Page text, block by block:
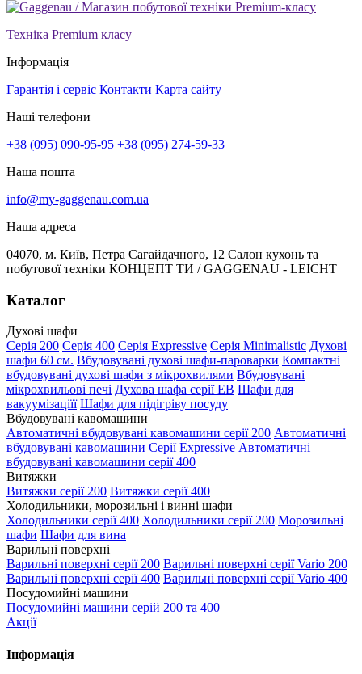
Техніка Premium класу
Інформація
Гарантія і сервіс Контакти Карта сайту
Наші телефони
+38 (095) 090-95-95 +38 (095) 274-59-33
Наша пошта
info@my-gaggenau.com.ua
Наша адреса
04070, м. Київ, Петра Сагайдачного, 12 Салон кухонь та
побутової техніки КОНЦЕПТ ТИ / GAGGENAU - LEICHT
Каталог
Духові шафи
Серія 200 Серія 400 Серія Expressive Серія Minimalistic Духові
шафи 60 см. Вбудовувані духові шафи-пароварки Компактні
вбудовувані духові шафи з мікрохвилями Вбудовувані
мікрохвильові печі Духова шафа серії EB Шафи для
вакуумізаціїї Шафи для підігріву посуду
Вбудовувані кавомашини
Автоматичні вбудовувані кавомашини серії 200 Автоматичні
вбудовувані кавомашини Серії Expressive Автоматичні
вбудовувані кавомашини серії 400
Витяжки
Витяжки серії 200 Витяжки серії 400
Холодильники, морозильні і винні шафи
Холодильники серії 400 Холодильники серії 200 Морозильні
шафи Шафи для вина
Варильні поверхні
Варильні поверхні серії 200 Варильні поверхні серії Vario 200
Варильні поверхні серії 400 Варильні поверхні серії Vario 400
Посудомийні машини
Посудомийні машини серій 200 та 400
Акції
Інформація